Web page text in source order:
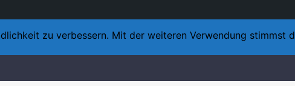
zu verbessern. Mit der weiteren Verwendung stimmst